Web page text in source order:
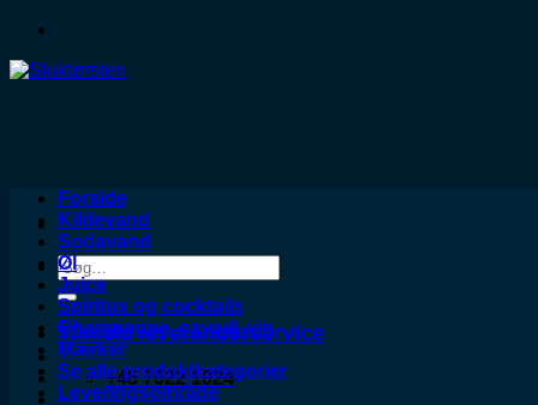
Søg
efter:
Tilmeld leverandørservice
+45 7022 1024
Forside
Kildevand
Sodavand
Øl
Juice
Spiritus og cocktails
Champagne, cava & vin
Mærker
Se alle produktkategorier
Leveringsområde